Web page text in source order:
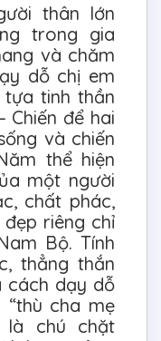
thân lớn
trong gia
và chăm
dỗ chị em
tựa tinh thần
Chiến để hai
và chiến
thể hiện
một người
chất phác,
riêng chỉ
Bộ. Tính
thẳng thắn
cách dạy dỗ
“thù cha mẹ
chú chặt